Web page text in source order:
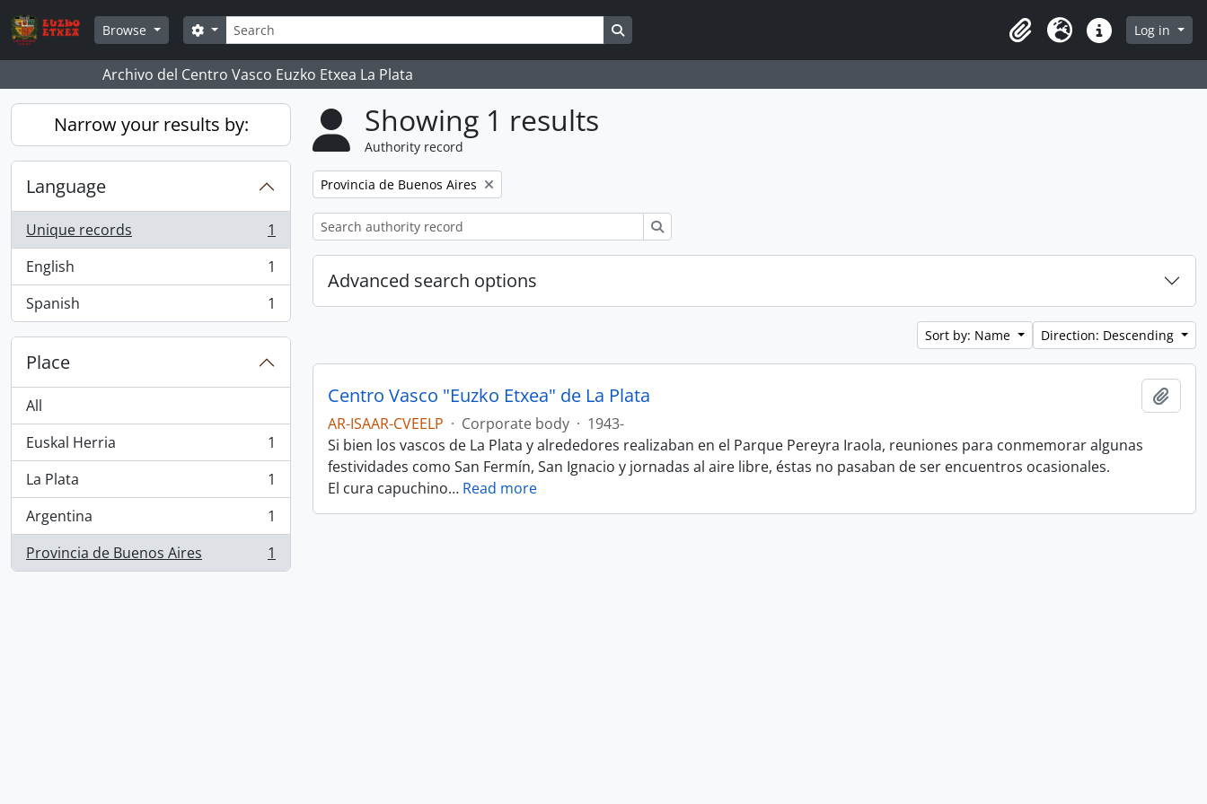
Skip to main content
Browse
Search
Search options
ClipboardLanguageQuick linksLog in
Archivo del Centro Vasco Euzko Etxea La Plata
Narrow your results by:
Language
Unique records
, 1 results
1
English
, 1 results
1
Spanish
, 1 results 1
Place
All
Euskal Herria
, 1 results
1
La Plata
, 1 results
1
Argentina
, 1 results
1
Provincia de Buenos Aires
, 1 results 1
Showing 1 results
Authority record
Remove filter:
Provincia de Buenos Aires
Advanced search options
Sort by: Name Direction: Descending
Centro Vasco "Euzko Etxea" de La Plata
AR-ISAAR-CVEELP · Corporate body · 1943-
Si bien los vascos de La Plata y alrededores realizaban en el Parque Pereyra Iraola, reuniones para conmemorar algunas
festividades como San Fermín, San Ignacio y jornadas al aire libre, éstas no pasaban de ser encuentros ocasionales.
El cura capuchino… Read more